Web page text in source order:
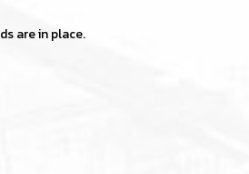
are in place.